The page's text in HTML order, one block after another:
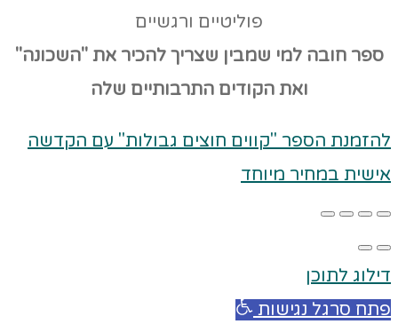
פוליטיים ורגשיים
ספר חובה למי שמבין שצריך להכיר את "השכונה"
ואת הקודים התרבותיים שלה
להזמנת הספר "קווים חוצים גבולות" עם הקדשה
אישית במחיר מיוחד
דילוג לתוכן
פתח סרגל נגישות